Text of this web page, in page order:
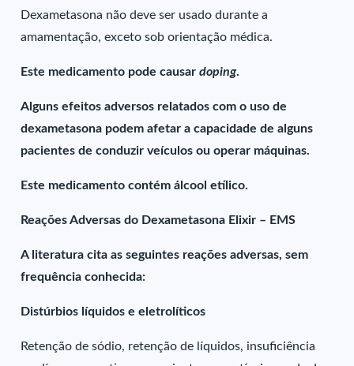
Dexametasona não deve ser usado durante a
amamentação, exceto sob orientação médica.
Este medicamento pode causardoping.
Alguns efeitos adversos relatados com o uso de
dexametasona podem afetar a capacidade de alguns
pacientes de conduzir veículos ou operar máquinas.
Este medicamento contém álcool etílico.
Reações Adversas do Dexametasona Elixir – EMS
A literatura cita as seguintes reações adversas, sem
frequência conhecida:
Distúrbios líquidos e eletrolíticos
Retenção de sódio, retenção de líquidos, insuficiência